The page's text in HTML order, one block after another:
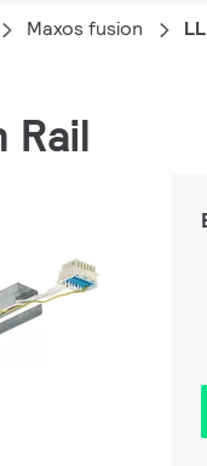
Maxos fusion
Rail